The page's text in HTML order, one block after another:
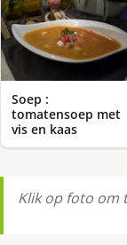
Soep :
tomatensoep met
vis en kaas
Klik op foto om